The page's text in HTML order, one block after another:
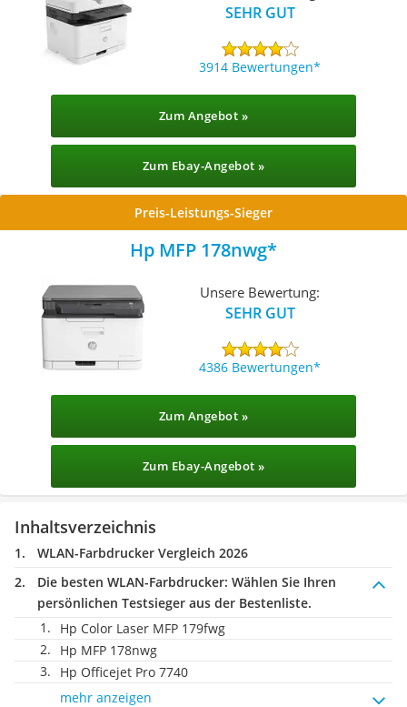
SEHR GUT
3914 Bewertungen
Zum Angebot »
Zum Ebay-Angebot »
Preis-Leistungs-Sieger
Hp MFP 178nwg
Unsere Bewertung:
SEHR GUT
4386 Bewertungen
Zum Angebot »
Zum Ebay-Angebot »
Inhaltsverzeichnis
WLAN-Farbdrucker Vergleich 2026
Die besten WLAN-Farbdrucker: Wählen Sie Ihren
persönlichen Testsieger aus der Bestenliste.
Hp Color Laser MFP 179fwg
Hp MFP 178nwg
Hp Officejet Pro 7740
mehr anzeigen